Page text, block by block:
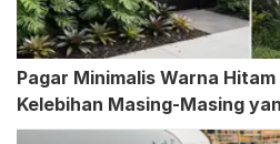
Pagar Minimalis Warna
Kelebihan Masing-Masing
Dipertimbangkan